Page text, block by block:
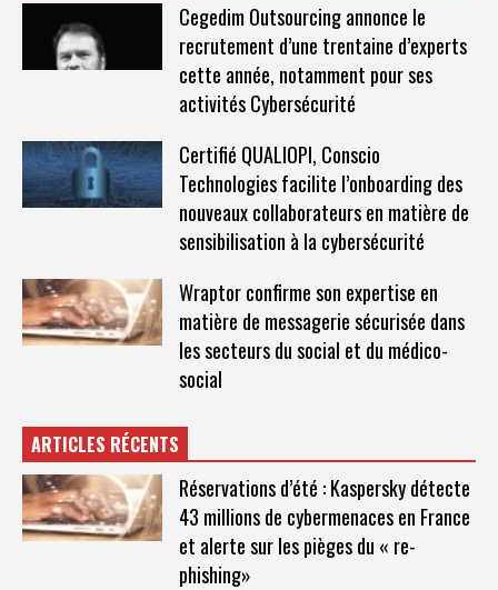
Cegedim Outsourcing annonce le
recrutement d’une trentaine d’experts
cette année, notamment pour ses
activités Cybersécurité
Certifié QUALIOPI, Conscio
Technologies facilite l’onboarding des
nouveaux collaborateurs en matière de
sensibilisation à la cybersécurité
Wraptor confirme son expertise en
matière de messagerie sécurisée dans
les secteurs du social et du médico-
social
ARTICLES RÉCENTS
Réservations d’été : Kaspersky détecte
43 millions de cybermenaces en France
et alerte sur les pièges du « re-
phishing»